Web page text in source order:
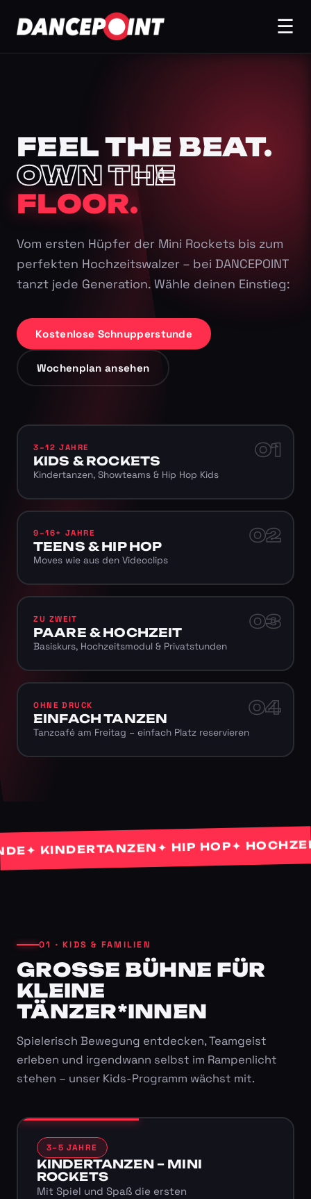
☰
FEEL THE BEAT.
OWN THE
FLOOR.
Vom ersten Hüpfer der Mini Rockets bis zum
perfekten Hochzeitswalzer – bei DANCEPOINT
tanzt jede Generation. Wähle deinen Einstieg:
Kostenlose Schnupperstunde
Wochenplan ansehen
01
3–12 JAHRE
KIDS & ROCKETS
Kindertanzen, Showteams & Hip Hop Kids
02
9–16+ JAHRE
TEENS & HIP HOP
Moves wie aus den Videoclips
03
ZU ZWEIT
PAARE & HOCHZEIT
Basiskurs, Hochzeitsmodul & Privatstunden
04
OHNE DRUCK
EINFACH TANZEN
Tanzcafé am Freitag – einfach Platz reservieren
KINDERTANZEN✦ HIP HOP ✦
01 · KIDS & FAMILIEN
GROSSE BÜHNE FÜR K
LEINE T
ÄNZER*INNEN
Spielerisch Bewegung entdecken, Teamgeist
erleben und irgendwann selbst im Rampenlicht
stehen – unser Kids-Programm wächst mit.
3–5 JAHRE
KINDERTANZEN – MINI
ROCKETS
Mit Spiel und Spaß die ersten